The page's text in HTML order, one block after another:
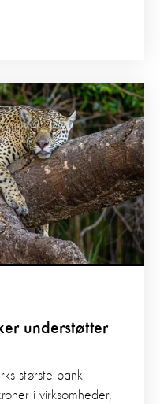
understøtter
største bank
i virksomheder,